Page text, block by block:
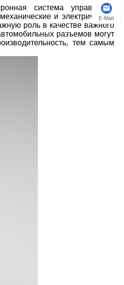
система управления
и электрические
роль в качестве важного
разъемов могут
тем самым
E-Mail